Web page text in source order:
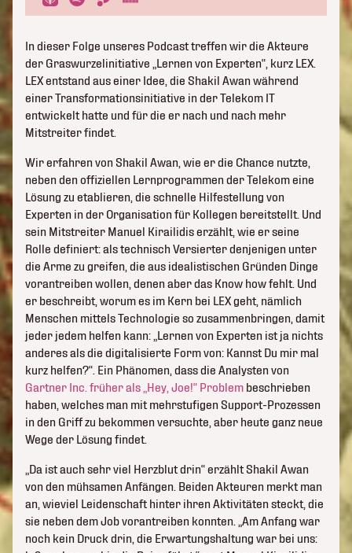
In dieser Folge unseres Podcast treffen wir die Akteure
der Graswurzelinitiative „Lernen von Experten“, kurz LEX.
LEX entstand aus einer Idee, die Shakil Awan während
einer Transformationsinitiative in der Telekom IT
entwickelt hatte und für die er nach und nach mehr
Mitstreiter findet.
Wir erfahren von Shakil Awan, wie er die Chance nutzte,
neben den offiziellen Lernprogrammen der Telekom eine
Lösung zu etablieren, die schnelle Hilfestellung von
Experten in der Organisation für Kollegen bereitstellt. Und
sein Mitstreiter Manuel Kirailidis erzählt, wie er seine
Rolle definiert: als technisch Versierter denjenigen unter
die Arme zu greifen, die aus idealistischen Gründen Dinge
vorantreiben wollen, denen aber das Know how fehlt. Und
er beschreibt, worum es im Kern bei LEX geht, nämlich
Menschen mittels Technologie so zusammenbringen, damit
jeder jedem helfen kann: „Lernen von Experten ist ja nichts
anderes als die digitalisierte Form von: Kannst Du mir mal
kurz helfen?“. Ein Phänomen, dass die Analysten von
Gartner Inc. früher als „Hey, Joe!“ Problem beschrieben
haben, welches man mit mehrstufigen Support-Prozessen
in den Griff zu bekommen versuchte, aber heute ganz neue
Wege der Lösung findet.
„Da ist auch sehr viel Herzblut drin“ erzählt Shakil Awan
von den mühsamen Anfängen. Beiden Akteuren merkt man
an, wieviel Leidenschaft hinter ihren Aktivitäten steckt, die
sie neben dem Job vorantreiben konnten. „Am Anfang war
noch kein Druck drin, die Erwartungshaltung war bei uns: